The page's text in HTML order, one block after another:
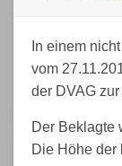
In einem
vom
der DVAG
Der Beklagte
Die Höhe der